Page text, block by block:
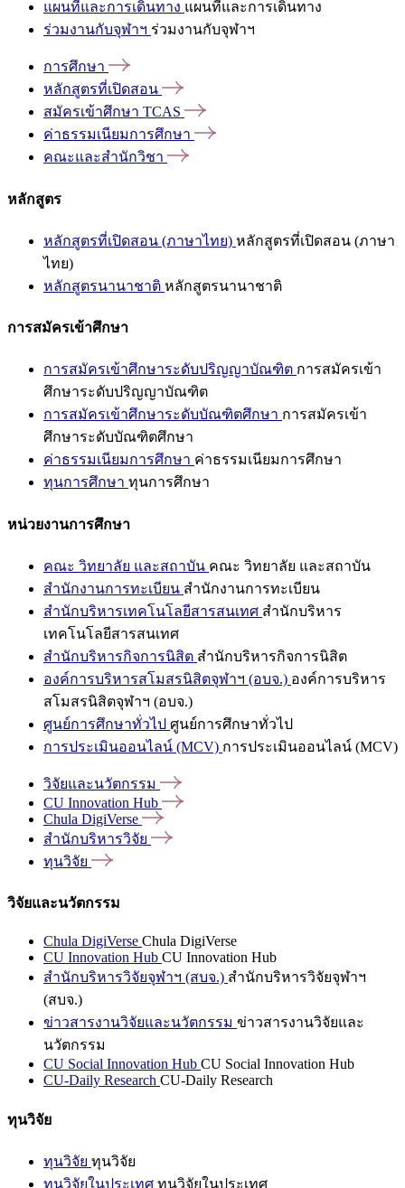
แผนที่และการเดินทาง แผนที่และการเดินทาง
ร่วมงานกับจุฬาฯ ร่วมงานกับจุฬาฯ
การศึกษา
หลักสูตรที่เปิดสอน
สมัครเข้าศึกษา TCAS
ค่าธรรมเนียมการศึกษา
คณะและสำนักวิชา
หลักสูตร
หลักสูตรที่เปิดสอน (ภาษาไทย) หลักสูตรที่เปิดสอน (ภาษา
ไทย)
หลักสูตรนานาชาติ หลักสูตรนานาชาติ
การสมัครเข้าศึกษา
การสมัครเข้าศึกษาระดับปริญญาบัณฑิต การสมัครเข้า
ศึกษาระดับปริญญาบัณฑิต
การสมัครเข้าศึกษาระดับบัณฑิตศึกษา การสมัครเข้า
ศึกษาระดับบัณฑิตศึกษา
ค่าธรรมเนียมการศึกษา ค่าธรรมเนียมการศึกษา
ทุนการศึกษา ทุนการศึกษา
หน่วยงานการศึกษา
คณะ วิทยาลัย และสถาบัน คณะ วิทยาลัย และสถาบัน
สำนักงานการทะเบียน สำนักงานการทะเบียน
สำนักบริหารเทคโนโลยีสารสนเทศ สำนักบริหาร
เทคโนโลยีสารสนเทศ
สำนักบริหารกิจการนิสิต สำนักบริหารกิจการนิสิต
องค์การบริหารสโมสรนิสิตจุฬาฯ (อบจ.) องค์การบริหาร
สโมสรนิสิตจุฬาฯ (อบจ.)
ศูนย์การศึกษาทั่วไป ศูนย์การศึกษาทั่วไป
การประเมินออนไลน์ (MCV) การประเมินออนไลน์ (MCV)
วิจัยและนวัตกรรม
CU Innovation Hub
Chula DigiVerse
สำนักบริหารวิจัย
ทุนวิจัย
วิจัยและนวัตกรรม
Chula DigiVerse Chula DigiVerse
CU Innovation Hub CU Innovation Hub
สำนักบริหารวิจัยจุฬาฯ (สบจ.) สำนักบริหารวิจัยจุฬาฯ
(สบจ.)
ข่าวสารงานวิจัยและนวัตกรรม ข่าวสารงานวิจัยและ
นวัตกรรม
CU Social Innovation Hub CU Social Innovation Hub
CU-Daily Research CU-Daily Research
ทุนวิจัย
ทุนวิจัย ทุนวิจัย
ทุนวิจัยในประเทศ ทุนวิจัยในประเทศ